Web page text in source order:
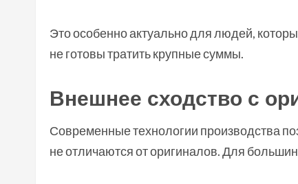
Это особенно актуально для людей,
не готовы тратить крупные суммы.
Внешнее сходство с
Современные технологии производства
не отличаются от оригиналов. Для